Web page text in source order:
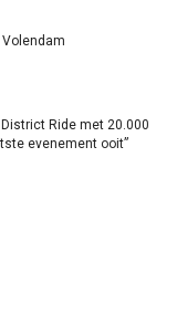
Ride met 20.000
evenement ooit”